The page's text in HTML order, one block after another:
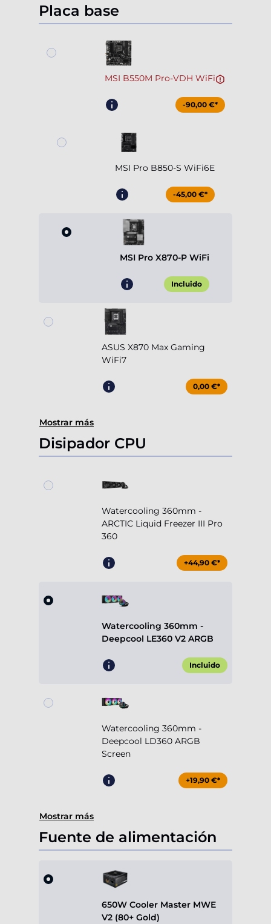
Placa base
MSI B550M Pro-VDH WiFi
-90,00 €*
MSI Pro B850-S WiFi6E
-45,00 €*
MSI Pro X870-P WiFi
Incluido
ASUS X870 Max Gaming
WiFi7
0,00 €*
Mostrar más
Disipador CPU
Watercooling 360mm -
ARCTIC Liquid Freezer III Pro
360
+44,90 €*
Watercooling 360mm -
Deepcool LE360 V2 ARGB
Incluido
Watercooling 360mm -
Deepcool LD360 ARGB
Screen
+19,90 €*
Mostrar más
Fuente de alimentación
650W Cooler Master MWE
V2 (80+ Gold)